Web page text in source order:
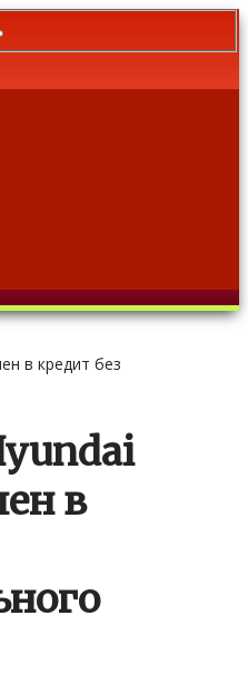
в кредит без
в